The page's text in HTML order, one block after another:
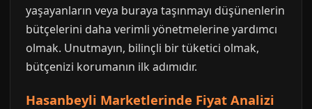
yaşayanların veya buraya taşınmayı düşünenlerin
bütçelerini daha verimli yönetmelerine yardımcı
olmak. Unutmayın, bilinçli bir tüketici olmak,
bütçenizi korumanın ilk adımıdır.
Hasanbeyli Marketlerinde Fiyat Analizi